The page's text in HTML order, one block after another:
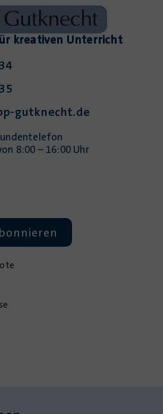
kreativen Unterricht
gutknecht.de
8:00 – 16:00 Uhr